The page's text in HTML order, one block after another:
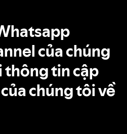
của chúng
thông tin cập
chúng tôi về